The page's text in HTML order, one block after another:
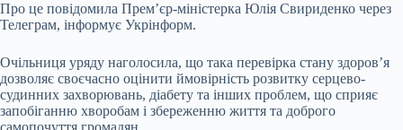
Про це повідомила Прем’єр-міністерка Юлія Свириденко через
Телеграм, інформує Укрінформ.
Очільниця уряду наголосила, що така перевірка стану здоров’я
дозволяє своєчасно оцінити ймовірність розвитку серцево-
судинних захворювань, діабету та інших проблем, що сприяє
запобіганню хворобам і збереженню життя та доброго
самопочуття громадян.